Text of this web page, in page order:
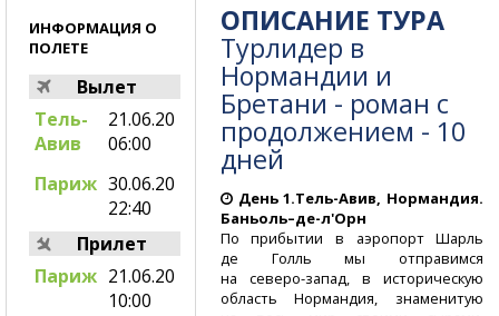
ОПИСАНИЕ ТУРА
Турлидер в
Нормандии и
Бретани - роман с
продолжением - 10
дней
День1.Тель-Авив, Нормандия.
Баньоль–де-л'Орн
По прибытии в аэропорт Шарль
де Голль мы отправимся
на северо-запад,в историческую
область Нормандия, знаменитую
ИНФОРМАЦИЯ О
ПОЛЕТЕ
Вылет
Тель-
Авив
21.06.20
06:00
Париж 30.06.20
22:40
Прилет
Париж 21.06.20
10:00